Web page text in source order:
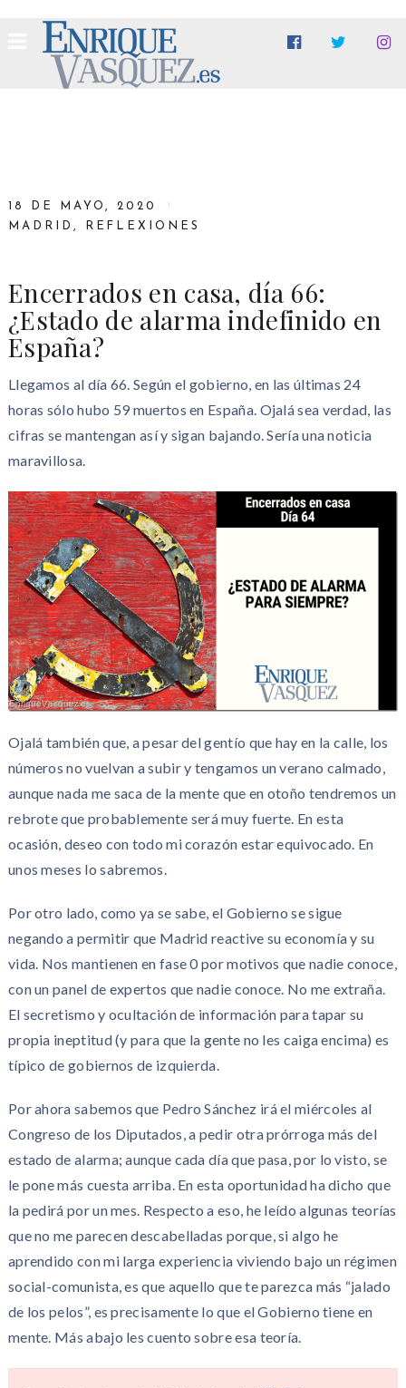
18 DE MAYO, 2020
MADRID , REFLEXIONES
Encerrados en casa, día 66:
¿Estado de alarma indefinido en
España?
Llegamos al día 66. Según el gobierno, en las últimas 24
horas sólo hubo 59 muertos en España. Ojalá sea verdad, las
cifras se mantengan así y sigan bajando. Sería una noticia
maravillosa.
Ojalá también que, a pesar del gentío que hay en la calle, los
números no vuelvan a subir y tengamos un verano calmado,
aunque nada me saca de la mente que en otoño tendremos un
rebrote que probablemente será muy fuerte. En esta
ocasión, deseo con todo mi corazón estar equivocado. En
unos meses lo sabremos.
Por otro lado, como ya se sabe, el Gobierno se sigue
negando a permitir que Madrid reactive su economía y su
vida. Nos mantienen en fase 0 por motivos que nadie conoce,
con un panel de expertos que nadie conoce. No me extraña.
El secretismo y ocultación de información para tapar su
propia ineptitud (y para que la gente no les caiga encima) es
típico de gobiernos de izquierda.
Por ahora sabemos que Pedro Sánchez irá el miércoles al
Congreso de los Diputados, a pedir otra prórroga más del
estado de alarma; aunque cada día que pasa, por lo visto, se
le pone más cuesta arriba. En esta oportunidad ha dicho que
la pedirá por un mes. Respecto a eso, he leído algunas teorías
que no me parecen descabelladas porque, si algo he
aprendido con mi larga experiencia viviendo bajo un régimen
social-comunista, es que aquello que te parezca más “jalado
de los pelos”, es precisamente lo que el Gobierno tiene en
mente. Más abajo les cuento sobre esa teoría.